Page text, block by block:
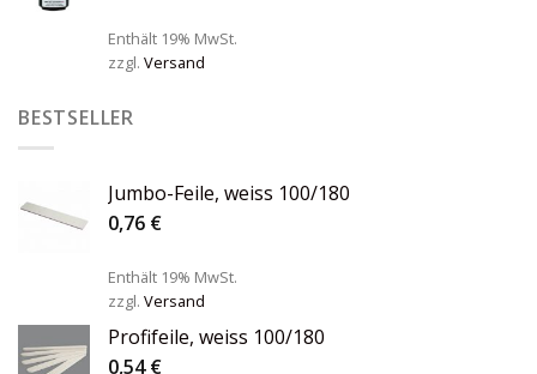
Enthält 19% MwSt.
zzgl. Versand
BESTSELLER
Jumbo-Feile, weiss 100/180
0,76 €
Enthält 19% MwSt.
zzgl. Versand
Profifeile, weiss 100/180
0,54€